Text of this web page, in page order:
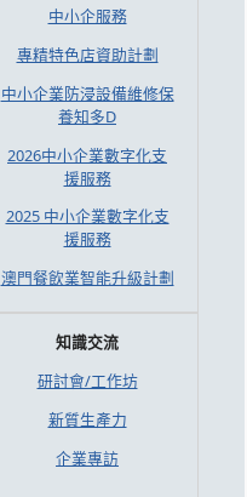
中小企服務
專精特色店資助計劃
中小企業防浸設備維修保
養知多D
2026中小企業數字化支
援服務
2025 中小企業數字化支
援服務
澳門餐飲業智能升級計劃
知識交流
研討會/工作坊
新質生產力
企業專訪